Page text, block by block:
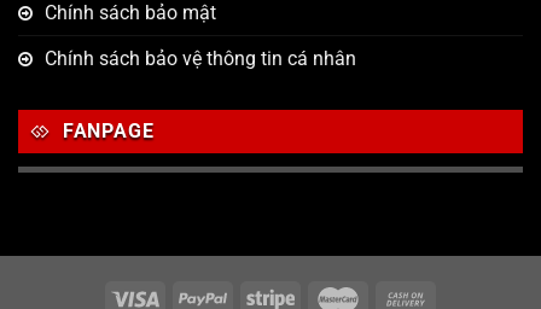
Chính sách bảo mật
Chính sách bảo vệ thông tin cá nhân
FANPAGE